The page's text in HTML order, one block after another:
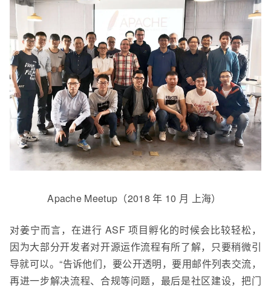
Apache Meetup（2018 年 10 月 上海）
对姜宁而言， 在进行 ASF 项目孵化的时候会比较轻松，
因为大部分开发者对开源运作流程有所了解，只要稍微引
导就可以。“告诉他们，要公开透明，要用邮件列表交流，
再进一步解决流程、合规等问题，最后是社区建设，把门